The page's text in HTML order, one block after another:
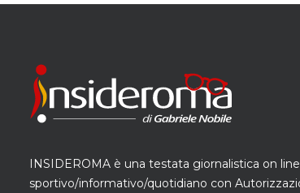
INSIDEROMA è una testata giornalistica on
sportivo/informativo/quotidiano con